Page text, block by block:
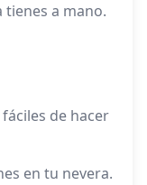
a mano.
de hacer
en tu nevera.